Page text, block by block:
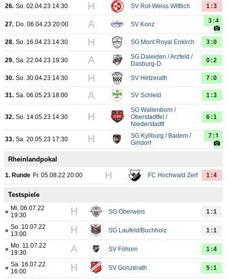
26. So. 02.04.23 14:30 H SV Rot-Weiss Wittlich 1:3
27. Do. 06.04.23 20:00 A SV Konz 3:4
28. So. 16.04.23 14:30 H SG Mont Royal Enkirch 3:0
29. Sa. 22.04.23 19:30 A
SG Daleiden / Arzfeld /
Dasburg-D.
0:2
30. So. 30.04.23 14:30 H SV Hetzerath 7:0
31. Sa. 06.05.23 18:00 A SV Schleid 1:3
32. So. 14.05.23 14:30 H
SG Wallenborn /
Oberstadtfel /
Niederstadtf
6:1
33. Sa. 20.05.23 17:30 H
SG Kyllburg / Badem /
Gindorf
7:1
Rheinlandpokal
1. Runde Fr. 05.08.22 20:00 H FC Hochwald Zerf 1:4
Testspiele
» Mi. 06.07.22
19:30
H SG Oberweis 1:1
» So. 10.07.22
13:00
H SG Laufeld/Buchholz 1:1
» Mo. 11.07.22
19:30
A SV Föhren 1:4
» Sa. 16.07.22
16:00
H SV Gonzerath 5:1